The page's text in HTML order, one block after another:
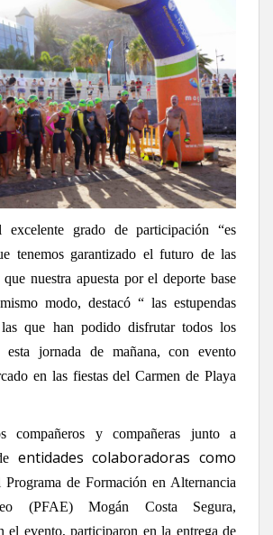
grado de participación “es
tenemos garantizado el futuro de las
nuestra apuesta por el deporte base
modo, destacó “ las estupendas
que han podido disfrutar todos los
esta jornada de mañana, con evento
en las fiestas del Carmen de Playa
compañeros y compañeras junto a
entidades colaboradoras como
Programa de Formación en Alternancia
(PFAE) Mogán Costa Segura,
el evento, participaron en la entrega de